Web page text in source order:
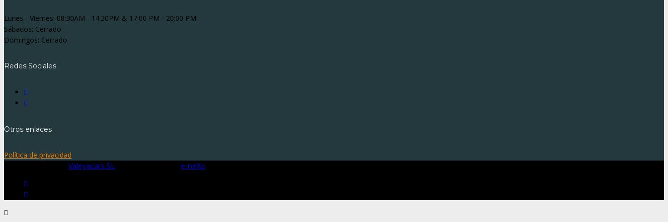
Lunes - Viernes: 08:30AM - 14:30PM & 17:00 PM - 20:00 PM
Sábados: Cerrado
Domingos: Cerrado
Redes Sociales
Otros enlaces
Política de privacidad
Valeyacars SL e-neXo